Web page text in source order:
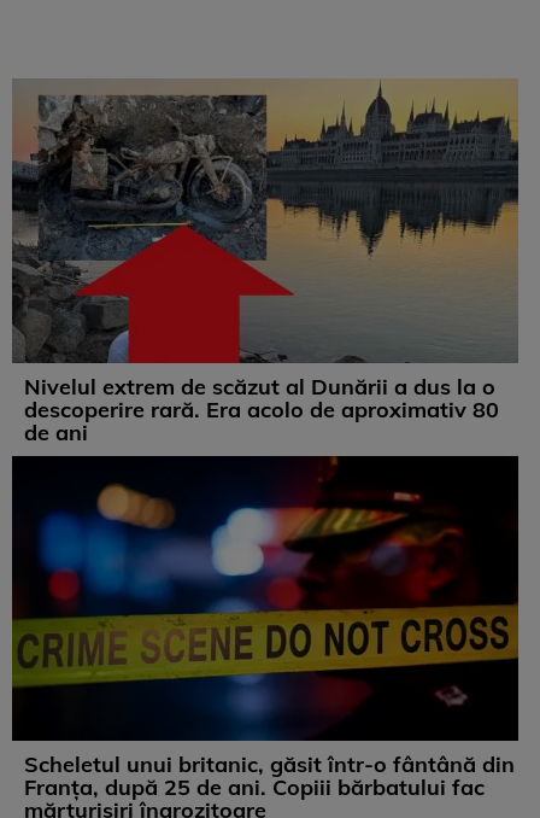
Nivelul extrem de scăzut al Dunării a dus la o
descoperire rară. Era acolo de aproximativ 80
de ani
Scheletul unui britanic, găsit într-o fântână din
Franța, după 25 de ani. Copiii bărbatului fac
mărturisiri îngrozitoare